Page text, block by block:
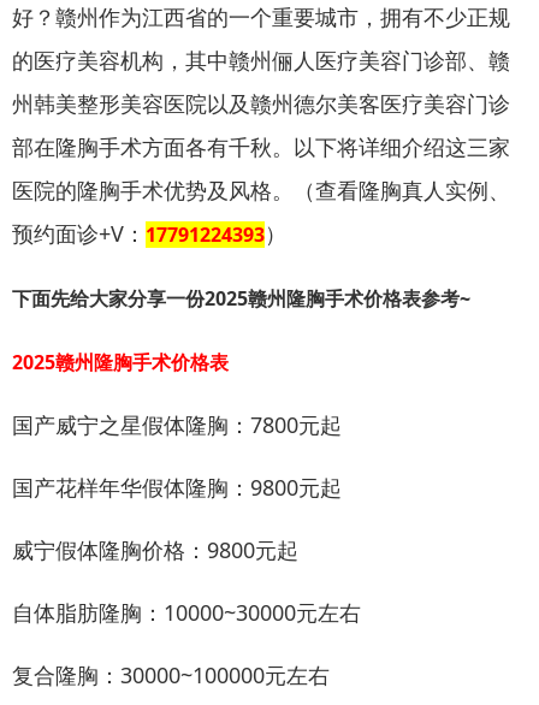
好？赣州作为江西省的一个重要城市，拥有不少正规
的医疗美容机构，其中赣州俪人医疗美容门诊部、赣
州韩美整形美容医院以及赣州德尔美客医疗美容门诊
部在隆胸手术方面各有千秋。以下将详细介绍这三家
医院的隆胸手术优势及风格。（查看隆胸真人实例、
预约面诊+V： 17791224393）
下面先给大家分享一份2025赣州隆胸手术价格表参考~
2025赣州隆胸手术价格表
国产威宁之星假体隆胸：7800元起
国产花样年华假体隆胸：9800元起
威宁假体隆胸价格：9800元起
自体脂肪隆胸：10000~30000元左右
复合隆胸：30000~100000元左右